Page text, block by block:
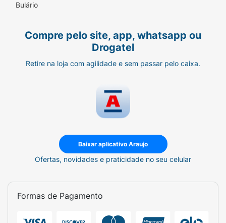
Bulário
Compre pelo site, app, whatsapp ou
Drogatel
Retire na loja com agilidade e sem passar pelo caixa.
Baixar aplicativo Araujo
Ofertas, novidades e praticidade no seu celular
Formas de Pagamento